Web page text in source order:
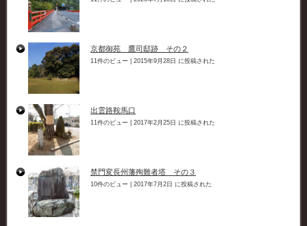
京都御苑 鷹司邸跡 その２
11件のビュー 2015年9月28日 に投稿された
出雲路鞍馬口
11件のビュー 2017年2月25日 に投稿された
禁門変長州藩殉難者塔 その３
10件のビュー 2017年7月2日 に投稿された